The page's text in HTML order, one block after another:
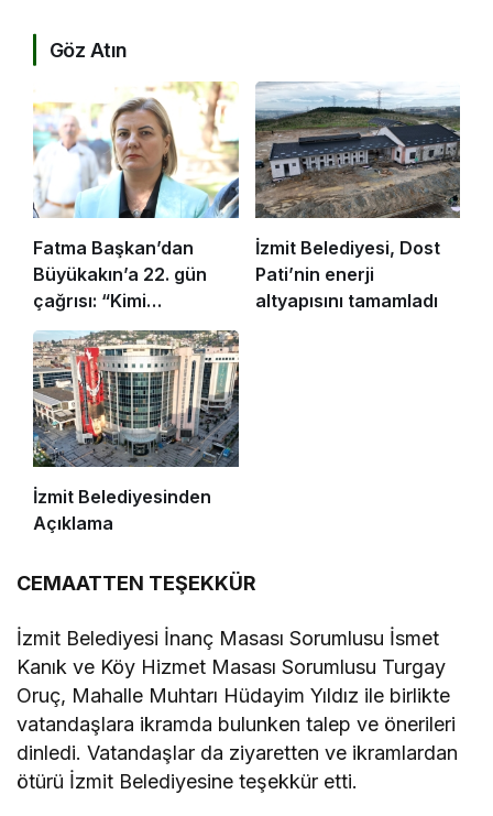
Göz Atın
Fatma Başkan’dan
Büyükakın’a 22. gün
çağrısı: “Kimi
koruyorsunuz?”
İzmit Belediyesi, Dost
Pati’nin enerji
altyapısını tamamladı
İzmit Belediyesinden
Açıklama
CEMAATTEN TEŞEKKÜR
İzmit Belediyesi İnanç Masası Sorumlusu İsmet
Kanık ve Köy Hizmet Masası Sorumlusu Turgay
Oruç, Mahalle Muhtarı Hüdayim Yıldız ile birlikte
vatandaşlara ikramda bulunken talep ve önerileri
dinledi. Vatandaşlar da ziyaretten ve ikramlardan
ötürü İzmit Belediyesine teşekkür etti.